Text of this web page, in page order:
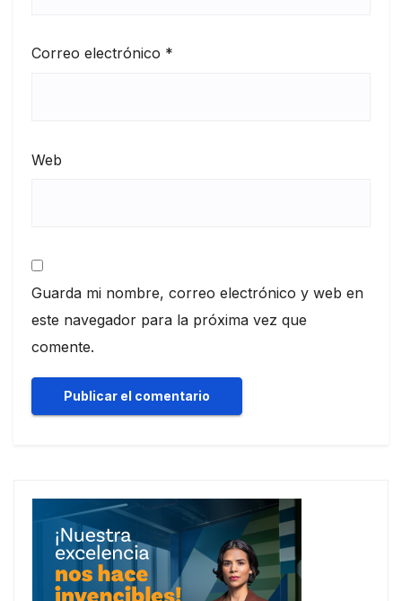
Correo electrónico *
Web
Guarda mi nombre, correo electrónico y web en
este navegador para la próxima vez que
comente.